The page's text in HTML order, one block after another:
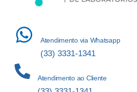
Atendimento via Whatsapp
(33) 3331-1341
Atendimento ao Cliente